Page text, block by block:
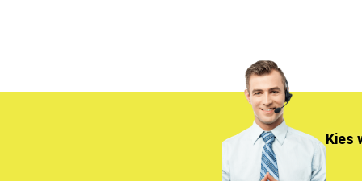
Kies